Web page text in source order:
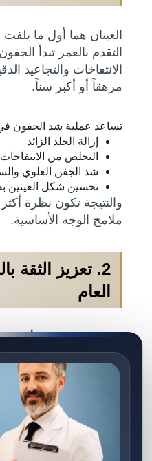
العينان هما أول ما يلفت
التقدم بالعمر تبدأ
الانتفاخات والتجاعيد
مرهقاً أو أكبر سناً.
تساعد عملية شد الجفون
إزالة الجلد الزائد
التخلص من
شد الجفن العلوي
تحسين شكل العينين
والنتيجة تكون نظرة
ملامح الوجه الأساسية.
2. تعزيز الثقة
العام
يعاني الكثير من
ترهل الجفون أو التعب
حتى مع النوم الكافي
بعد إجراء تجميل
تحسناً واضحاً في